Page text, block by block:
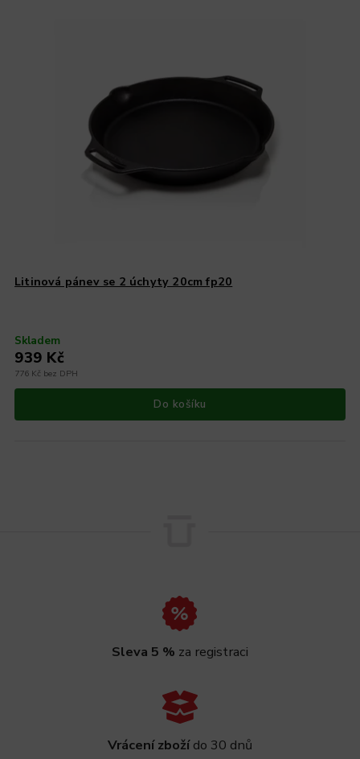
Litinová pánev se 2 úchyty 20cm fp20
Skladem
776 Kč bez DPH
939 Kč
Do košíku
Sleva 5 % za registraci
Vrácení zbožído 30 dnů